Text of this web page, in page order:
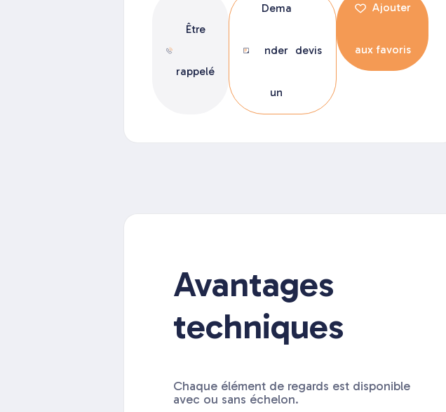
Être
rappelé
Dema
nder
un
devis
Ajouter
aux favoris
Avantages
techniques
Chaque élément de regards est disponible
avec ou sans échelon.